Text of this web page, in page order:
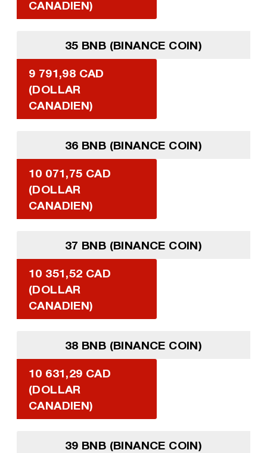
CANADIEN)
35 BNB (BINANCE COIN)
9 791,98 CAD
(DOLLAR
CANADIEN)
36 BNB (BINANCE COIN)
10 071,75 CAD
(DOLLAR
CANADIEN)
37 BNB (BINANCE COIN)
10 351,52 CAD
(DOLLAR
CANADIEN)
38 BNB (BINANCE COIN)
10 631,29 CAD
(DOLLAR
CANADIEN)
39 BNB (BINANCE COIN)